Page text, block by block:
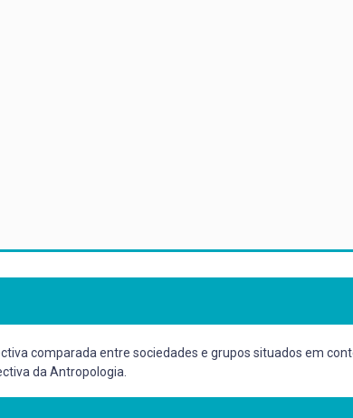
comparada entre sociedades e grupos situados em
da Antropologia.